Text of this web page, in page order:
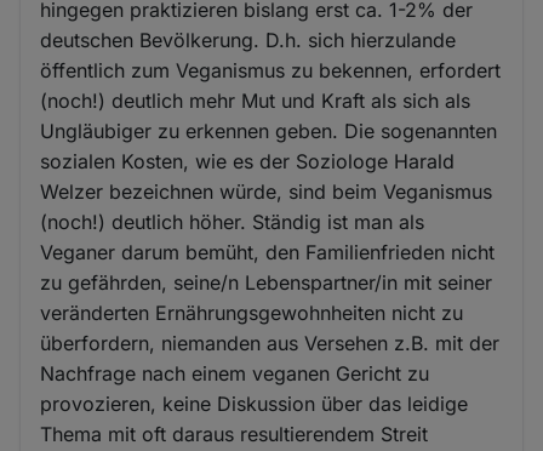
hingegen praktizieren bislang erst ca. 1-2% der
deutschen Bevölkerung. D.h. sich hierzulande
öffentlich zum Veganismus zu bekennen, erfordert
(noch!) deutlich mehr Mut und Kraft als sich als
Ungläubiger zu erkennen geben. Die sogenannten
sozialen Kosten, wie es der Soziologe Harald
Welzer bezeichnen würde, sind beim Veganismus
(noch!) deutlich höher. Ständig ist man als
Veganer darum bemüht, den Familienfrieden nicht
zu gefährden, seine/n Lebenspartner/in mit seiner
veränderten Ernährungsgewohnheiten nicht zu
überfordern, niemanden aus Versehen z.B. mit der
Nachfrage nach einem veganen Gericht zu
provozieren, keine Diskussion über das leidige
Thema mit oft daraus resultierendem Streit